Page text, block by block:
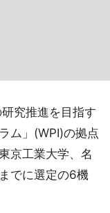
究推進を目指す
ム」(WPI)の拠点
京工業大学、名
でに選定の6機